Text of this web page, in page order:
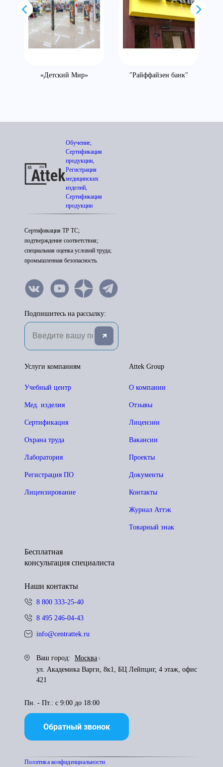
«Детский Мир» "Райффайзен банк"
Обучение,
Сертификация
продукции,
Регистрация
медицинских
изделий,
Сертификация
продукции
Сертификация ТР ТС;
подтверждение соответствия;
специальная оценка условий труда;
промышленная безопасность.
Подпишитесь на рассылку:
Attek Group
О компании
Отзывы
Лицензии
Вакансии
Проекты
Документы
Контакты
Журнал Аттэк
Товарный знак
Услуги компаниям
Учебный центр
Мед. изделия
Сертификация
Охрана труда
Лаборатория
Регистрация ПО
Лицензирование
Бесплатная
консультация специалиста
Наши контакты
8 800 333-25-40
8 495 246-04-43
info@centrattek.ru
Ваш город:
Москва
ул. Академика Варги, 8к1, БЦ Лейпциг, 4 этаж, офис
421
Пн. - Пт.: с 9:00 до 18:00
Обратный звонок
Политика конфиденциальности